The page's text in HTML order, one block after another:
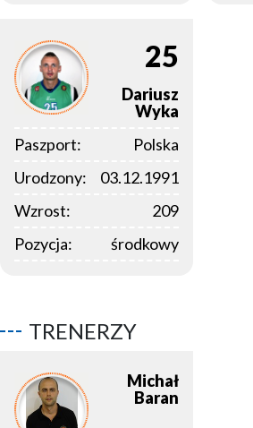
25
Dariusz
Wyka
Paszport:
Polska
Urodzony:
03.12.1991
Wzrost:
209
Pozycja:
środkowy
TRENERZY
Michał
Baran